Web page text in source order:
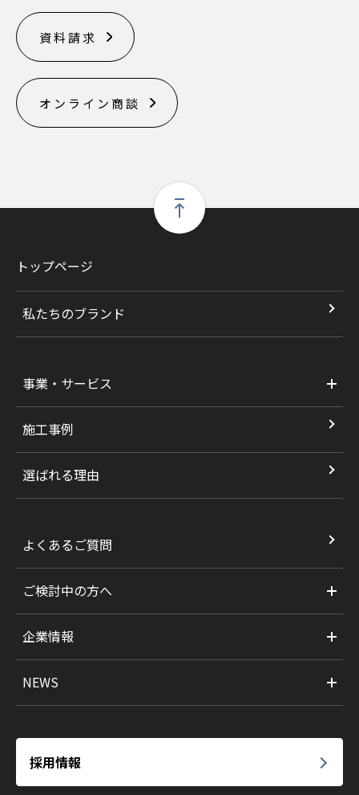
資料請求
オンライン商談
トップページ
私たちのブランド
事業・サービス
施工事例
選ばれる理由
よくあるご質問
ご検討中の方へ
企業情報
NEWS
採用情報